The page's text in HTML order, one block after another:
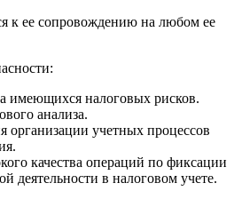
к ее сопровождению на любом ее
имеющихся налоговых рисков.
анализа.
учетных процессов
качества операций по фиксации
деятельности в налоговом учете.